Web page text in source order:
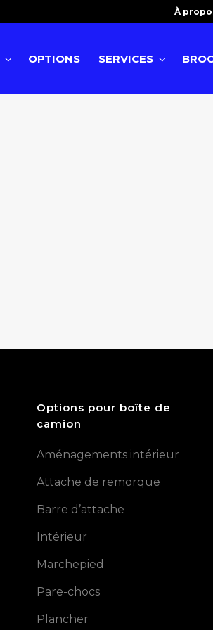
À
OPTIONS SERVICES
Options pour boîte de
camion
Aménagements intérieur
Attache de remorque
Barre d’attache
Intérieur
Marchepied
Pare-chocs
Plancher